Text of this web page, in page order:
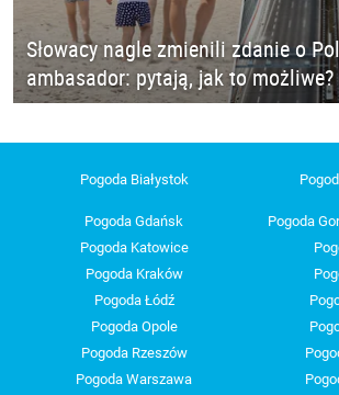
Słowacy nagle zmienili zdanie o
ambasador: pytają, jak to możliwe?
Pogoda Białystok
Pogoda Gdańsk
Pogoda
Pogoda Katowice
Pogoda Kraków
Pogoda Łódź
Pogoda Opole
Pogoda Rzeszów
Pogoda Warszawa